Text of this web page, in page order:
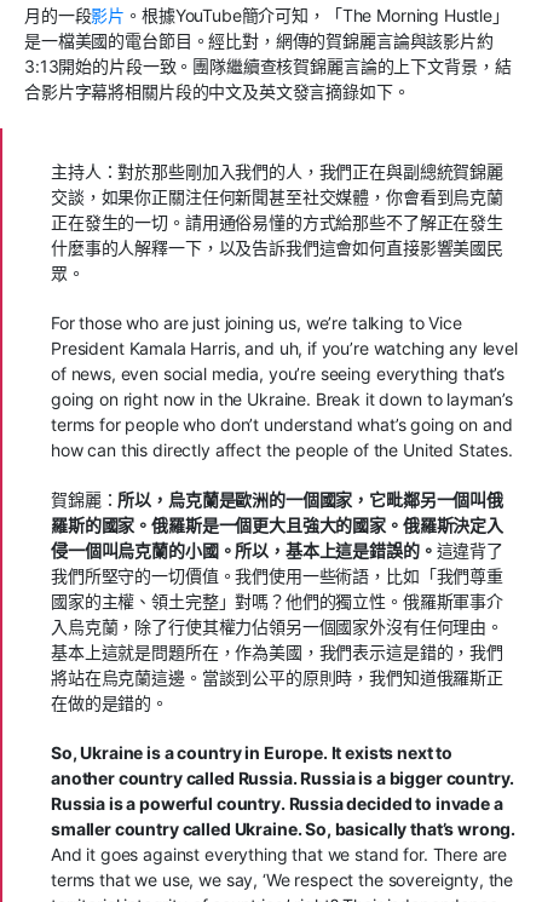
月的一段影片 。根據YouTube簡介可知，「The Morning Hustle」
是一檔美國的電台節目。經比對，網傳的賀錦麗言論與該影片約
3:13開始的片段一致。團隊繼續查核賀錦麗言論的上下文背景，結
合影片字幕將相關片段的中文及英文發言摘錄如下。
主持人：對於那些剛加入我們的人，我們正在與副總統賀錦麗
交談，如果你正關注任何新聞甚至社交媒體，你會看到烏克蘭
正在發生的一切。請用通俗易懂的方式給那些不了解正在發生
什麼事的人解釋一下，以及告訴我們這會如何直接影響美國民
眾。
For those who are just joining us, we’re talking to Vice
President Kamala Harris, and uh, if you’re watching any level
of news, even social media, you’re seeing everything that’s
going on right now in the Ukraine. Break it down to layman’s
terms for people who don’t understand what’s going on and
how can this directly affect the people of the United States.
賀錦麗： 所以，烏克蘭是歐洲的一個國家，它毗鄰另一個叫俄
羅斯的國家。俄羅斯是一個更大且強大的國家。俄羅斯決定入
侵一個叫烏克蘭的小國。所以，基本上這是錯誤的。 這違背了
我們所堅守的一切價值。我們使用一些術語，比如「我們尊重
國家的主權、領土完整」對嗎？他們的獨立性。俄羅斯軍事介
入烏克蘭，除了行使其權力佔領另一個國家外沒有任何理由。
基本上這就是問題所在，作為美國，我們表示這是錯的，我們
將站在烏克蘭這邊。當談到公平的原則時，我們知道俄羅斯正
在做的是錯的。
So, Ukraine is a country in Europe. It exists next to
another country called Russia. Russia is a bigger country.
Russia is a powerful country. Russia decided to invade a
smaller country called Ukraine. So, basically that’s wrong.
And it goes against everything that we stand for. There are
terms that we use, we say, ‘We respect the sovereignty, the